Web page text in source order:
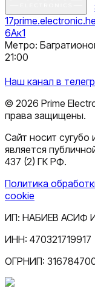
17
6Ак1
Метро:
21:00
Наш канал в
© 2026 Prime
права защищены.
Сайт носит
является
437 (2) ГК РФ.
Политика
cookie
ИП: НАБИЕВ АСИФ
ИНН: 470321719917
ОГРНИП: